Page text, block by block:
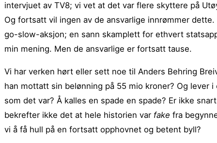
intervjuet av TV8; vi vet at det var flere skyttere på
Og fortsatt vil ingen av de ansvarlige innrømmer
go-slow-aksjon; en sann skamplett for ethvert
min mening. Men de ansvarlige er fortsatt tause.
Vi har verken hørt eller sett noe til Anders Behring
han mottatt sin belønning på 55 mio kroner? Og
som det var? Å kalles en spade en spade? Er ikke
bekrefter ikke det at hele historien var fake fra
vi å få hull på en fortsatt opphovnet og betent byll?